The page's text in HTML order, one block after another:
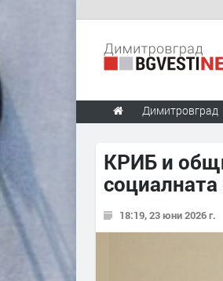
Димитровград
КРИБ и
18:19, 23 юни 2026 г.